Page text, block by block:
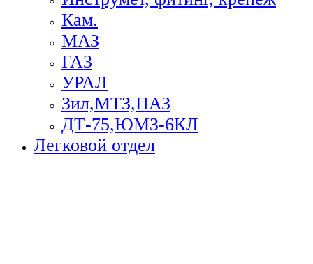
Кам.
МАЗ
ГА3
УРАЛ
Зил,МТЗ,ПАЗ
ДТ-75,ЮМЗ-6КЛ
Легковой отдел